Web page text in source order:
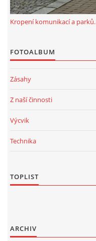
Kropení komunikací a parků.
FOTOALBUM
Zásahy
Z naší činnosti
Výcvik
Technika
TOPLIST
ARCHIV